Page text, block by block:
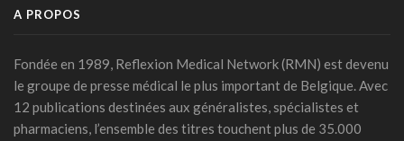
médicaux arrive
24 juillet 2026 - 09:14
France: le Parlement interdit les réseaux sociaux aux moins
de 15 ans, première en Europe
A PROPOS
Fondée en 1989, Reflexion Medical Network (RMN) est devenu
le groupe de presse médical le plus important de Belgique. Avec
12 publications destinées aux généralistes, spécialistes et
pharmaciens, l’ensemble des titres touchent plus de 35.000